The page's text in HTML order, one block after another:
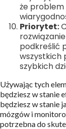
że problem
Priorytet:
podkreślić
wszystkich
szybkich
Używając tych
będziesz w stanie
będziesz w stanie
mózgów i
potrzebna do